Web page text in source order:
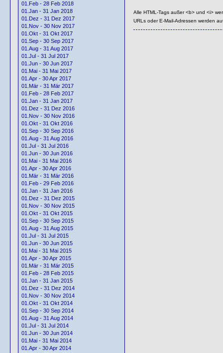
01.Feb - 28 Feb 2018
01.Jan - 31 Jan 2018
01.Dez - 31 Dez 2017
01.Nov - 30 Nov 2017
01.Okt - 31 Okt 2017
01.Sep - 30 Sep 2017
01.Aug - 31 Aug 2017
01.Jul - 31 Jul 2017
01.Jun - 30 Jun 2017
01.Mai - 31 Mai 2017
01.Apr - 30 Apr 2017
01.Mär - 31 Mär 2017
01.Feb - 28 Feb 2017
01.Jan - 31 Jan 2017
01.Dez - 31 Dez 2016
01.Nov - 30 Nov 2016
01.Okt - 31 Okt 2016
01.Sep - 30 Sep 2016
01.Aug - 31 Aug 2016
01.Jul - 31 Jul 2016
01.Jun - 30 Jun 2016
01.Mai - 31 Mai 2016
01.Apr - 30 Apr 2016
01.Mär - 31 Mär 2016
01.Feb - 29 Feb 2016
01.Jan - 31 Jan 2016
01.Dez - 31 Dez 2015
01.Nov - 30 Nov 2015
01.Okt - 31 Okt 2015
01.Sep - 30 Sep 2015
01.Aug - 31 Aug 2015
01.Jul - 31 Jul 2015
01.Jun - 30 Jun 2015
01.Mai - 31 Mai 2015
01.Apr - 30 Apr 2015
01.Mär - 31 Mär 2015
01.Feb - 28 Feb 2015
01.Jan - 31 Jan 2015
01.Dez - 31 Dez 2014
01.Nov - 30 Nov 2014
01.Okt - 31 Okt 2014
01.Sep - 30 Sep 2014
01.Aug - 31 Aug 2014
01.Jul - 31 Jul 2014
01.Jun - 30 Jun 2014
01.Mai - 31 Mai 2014
01.Apr - 30 Apr 2014
Alle HTML-Tags außer <b> und <i>
URLs oder E-Mail-Adressen werden